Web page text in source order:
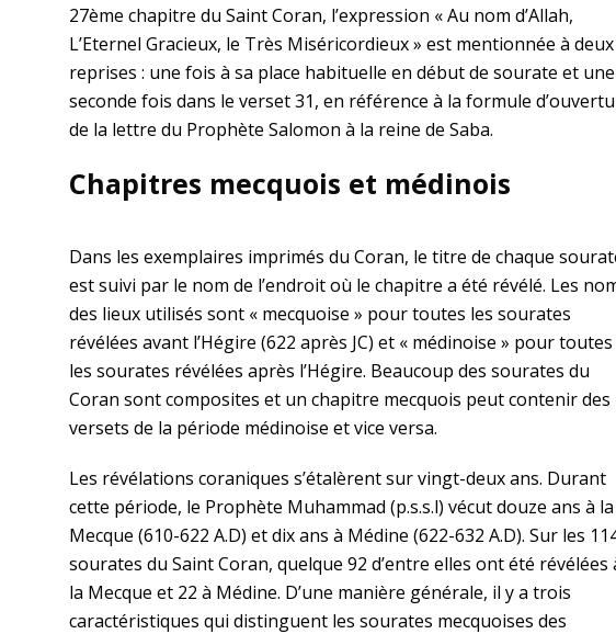
27ème chapitre du Saint Coran, l’expression « Au nom d’Allah,
L’Eternel Gracieux, le Très Miséricordieux » est mentionnée à deux
reprises : une fois à sa place habituelle en début de sourate et une
seconde fois dans le verset 31, en référence à la formule
de la lettre du Prophète Salomon à la reine de Saba.
Chapitres mecquois et médinois
Dans les exemplaires imprimés du Coran, le titre de chaque
est suivi par le nom de l’endroit où le chapitre a été révélé. Les
des lieux utilisés sont « mecquoise » pour toutes les sourates
révélées avant l’Hégire (622 après JC) et « médinoise » pour toutes
les sourates révélées après l’Hégire. Beaucoup des sourates du
Coran sont composites et un chapitre mecquois peut contenir des
versets de la période médinoise et vice versa.
Les révélations coraniques s’étalèrent sur vingt-deux ans. Durant
cette période, le Prophète Muhammad (p.s.s.l) vécut douze ans à la
Mecque (610-622 A.D) et dix ans à Médine (622-632 A.D). Sur les
sourates du Saint Coran, quelque 92 d’entre elles ont été révélées
la Mecque et 22 à Médine. D’une manière générale, il y a trois
caractéristiques qui distinguent les sourates mecquoises des